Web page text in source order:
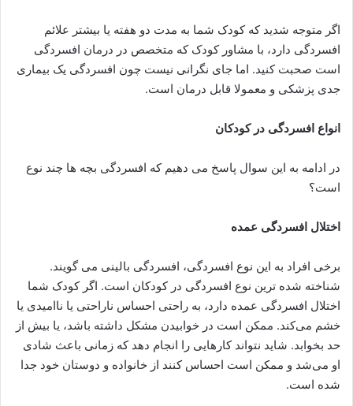
اگر متوجه شدید که کودک شما به مدت دو هفته یا بیشتر علائم
افسردگی دارد، با مشاور کودک که متخصص در درمان افسردگی
است صحبت کنید. اما جای نگرانی نیست چون افسردگی یک بیماری
جدی پزشکی و معمولا قابل درمان است.
انواع افسردگی در کودکان
در ادامه به این سوال پاسخ می دهیم که افسردگی بچه ها چند نوع
است؟
اختلال افسردگی عمده
برخی افراد به این نوع افسردگی، افسردگی بالینی می گویند.
شناخته شده ترین نوع افسردگی در کودکان است. اگر کودک شما
اختلال افسردگی عمده دارد، به راحتی احساس ناراحتی یا ناامیدی یا
خشم می‌کند. ممکن است در خوابیدن مشکل داشته باشد، یا بیش از
حد بخوابد. شاید نتواند کارهایی را انجام دهد که زمانی باعث شادی
او می‌شد و ممکن است احساس کنند از خانواده و دوستان خود جدا
شده است.